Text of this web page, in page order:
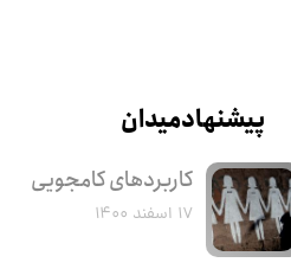
پیشنهاد میدان
کاربرد‌های کامجویی
۱۷ اسفند ۱۴۰۰